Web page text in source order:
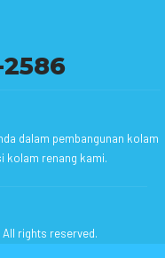
dalam pembangunan kolam
kolam renang kami.
All rights reserved.